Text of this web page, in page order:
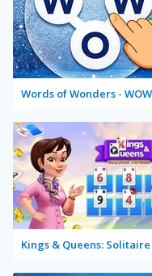
Words of Wonders - WOW